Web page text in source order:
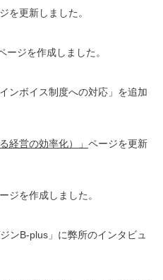
を更新しました。
ージを作成しました。
ンボイス制度への対応」を追加
経営の効率化）」 ページを更新
ジを作成しました。
ン B-plus」に弊所のインタビュ